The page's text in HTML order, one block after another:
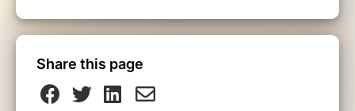
Share this page